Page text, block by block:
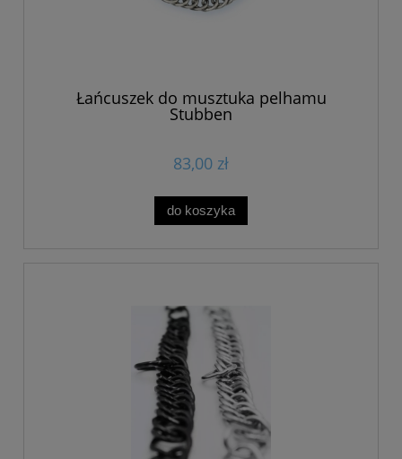
Łańcuszek do musztuka pelhamu
Stubben
83,00 zł
do koszyka